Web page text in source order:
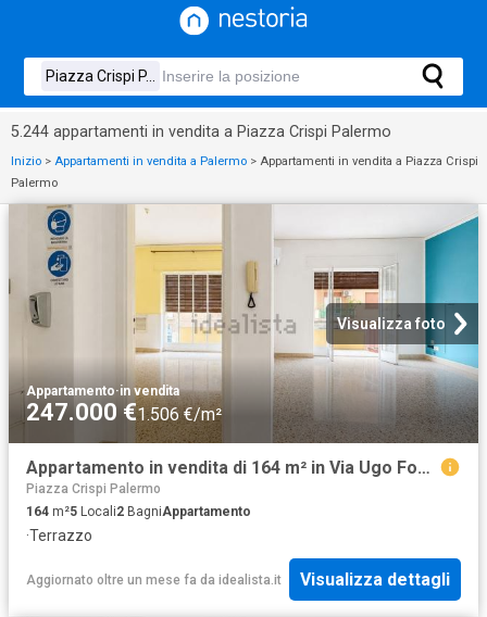
5.244 appartamenti in vendita a Piazza Crispi Palermo
Inizio > Appartamenti in vendita a Palermo > Appartamenti in vendita a Piazza Crispi
Palermo
Visualizza foto
Appartamento·in vendita
247.000 €1.506 €/m²
Appartamento in vendita di 164 m² in Via Ugo Foscolo, 10
Piazza Crispi Palermo
164 m²5 Locali2 BagniAppartamento
·Terrazzo
Aggiornato oltre un mese fa da idealista.it Visualizza dettagli